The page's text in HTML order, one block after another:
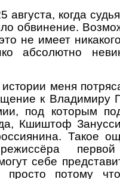
когда
обвинение.
не имеет
абсолютно
меня
к Владимиру
под которым
Кшиштоф
Такое
себе
просто потому